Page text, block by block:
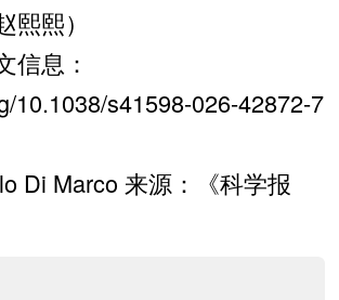
熙熙）
息：
10.1038/s41598-026-42872-7
Di Marco 来源：《科学报